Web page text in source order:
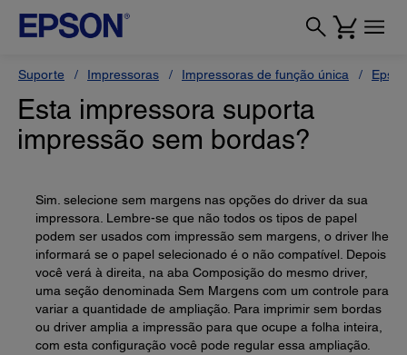
Suporte Impressoras Impressoras de função única
Esta impressora suporta
impressão sem bordas?
Sim. selecione sem margens nas opções do driver da sua
impressora. Lembre-se que não todos os tipos de papel
podem ser usados com impressão sem margens, o driver lhe
informará se o papel selecionado é o não compatível. Depois
você verá à direita, na aba Composição do mesmo driver,
uma seção denominada Sem Margens com um controle para
variar a quantidade de ampliação. Para imprimir sem bordas
ou driver amplia a impressão para que ocupe a folha inteira,
com esta configuração você pode regular essa ampliação.